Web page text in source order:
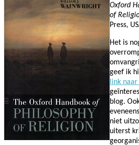
Oxford
of
Press,
Het is
geef ik
link
blog.
niet
uiterst